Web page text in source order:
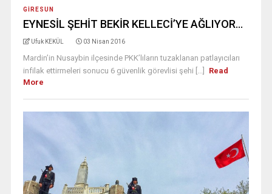
GIRESUN
EYNESİL ŞEHİT BEKİR KELLECİ’YE AĞLIYOR…
Ufuk KEKÜL 03 Nisan 2016
Mardin’in Nusaybin ilçesinde PKK’lıların tuzaklanan patlayıcıları
infilak ettirmeleri sonucu 6 güvenlik görevlisi şehi [...]
Read
More